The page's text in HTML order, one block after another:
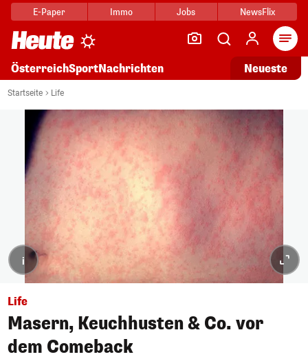
E-Paper Immo Jobs NewsFlix
ÖsterreichSportNachrichten Neueste
Startseite Life
i
Life
Masern, Keuchhusten & Co. vor
dem Comeback